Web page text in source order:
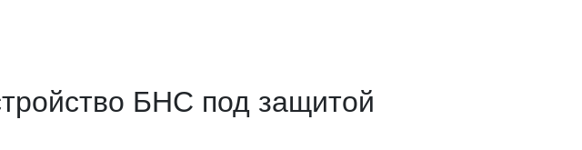
БНС под защитой